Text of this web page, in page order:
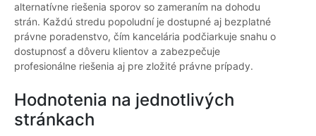
alternatívne riešenia sporov so zameraním na dohodu
strán. Každú stredu popoludní je dostupné aj bezplatné
právne poradenstvo, čím kancelária podčiarkuje snahu o
dostupnosť a dôveru klientov a zabezpečuje
profesionálne riešenia aj pre zložité právne prípady.
Hodnotenia na jednotlivých
stránkach